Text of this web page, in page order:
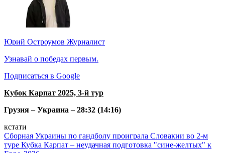
Юрий Остроумов Журналист
Узнавай о победах первым.
Подписаться в Google
Кубок Карпат 2025, 3-й тур
Грузия – Украина – 28:32 (14:16)
кстати
Сборная Украины по гандболу проиграла Словакии во 2-м
туре Кубка Карпат – неудачная подготовка "сине-желтых" к